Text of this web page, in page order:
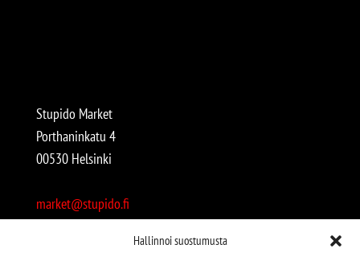
Hallinnoi suostumusta
Stupido Market
Porthaninkatu 4
00530 Helsinki
market@stupido.fi